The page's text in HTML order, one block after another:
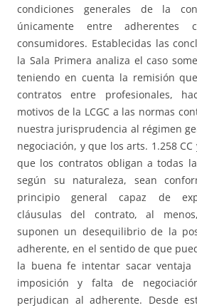
condiciones generales de la
únicamente entre adherentes
consumidores. Establecidas las
la Sala Primera analiza el caso
teniendo en cuenta la remisión
contratos entre profesionales,
motivos de la LCGC a las normas
nuestra jurisprudencia al régimen
negociación, y que los arts. 1.258 CC
que los contratos obligan a todas
según su naturaleza, sean
principio general capaz de
cláusulas del contrato, al
suponen un desequilibrio de la
adherente, en el sentido de que
la buena fe intentar sacar ventaja
imposición y falta de
perjudican al adherente. Desde